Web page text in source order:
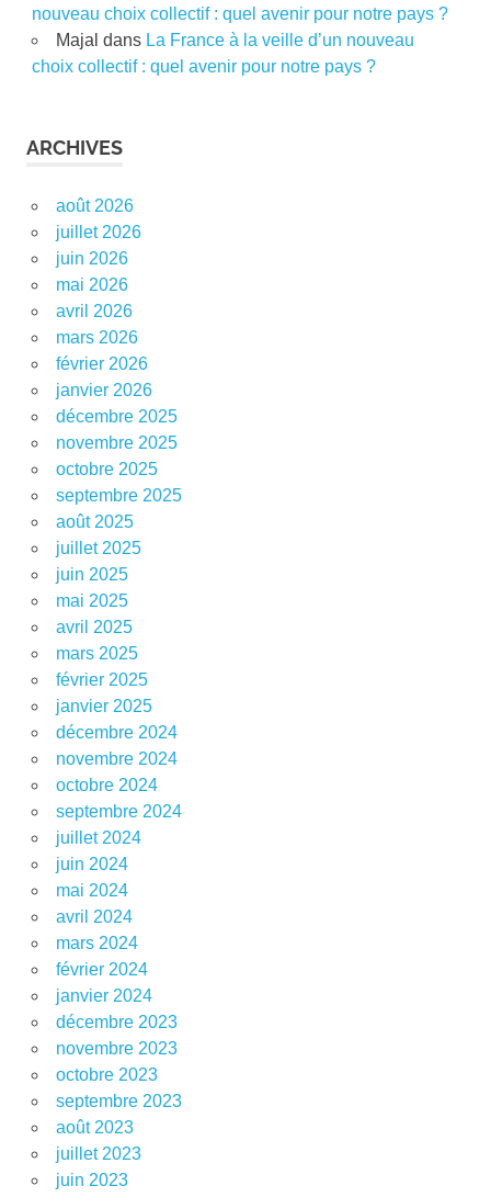
nouveau choix collectif : quel avenir pour notre pays ?
Majal dans La France à la veille d’un nouveau
choix collectif : quel avenir pour notre pays ?
ARCHIVES
août 2026
juillet 2026
juin 2026
mai 2026
avril 2026
mars 2026
février 2026
janvier 2026
décembre 2025
novembre 2025
octobre 2025
septembre 2025
août 2025
juillet 2025
juin 2025
mai 2025
avril 2025
mars 2025
février 2025
janvier 2025
décembre 2024
novembre 2024
octobre 2024
septembre 2024
juillet 2024
juin 2024
mai 2024
avril 2024
mars 2024
février 2024
janvier 2024
décembre 2023
novembre 2023
octobre 2023
septembre 2023
août 2023
juillet 2023
juin 2023